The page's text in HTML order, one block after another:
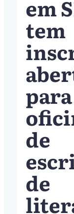
em
tem
para
de
de